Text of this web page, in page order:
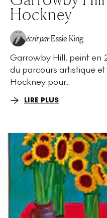
Hockney
écrit par Essie King
Garrowby Hill, peint en
du parcours artistique
Hockney pour...
LIRE PLUS